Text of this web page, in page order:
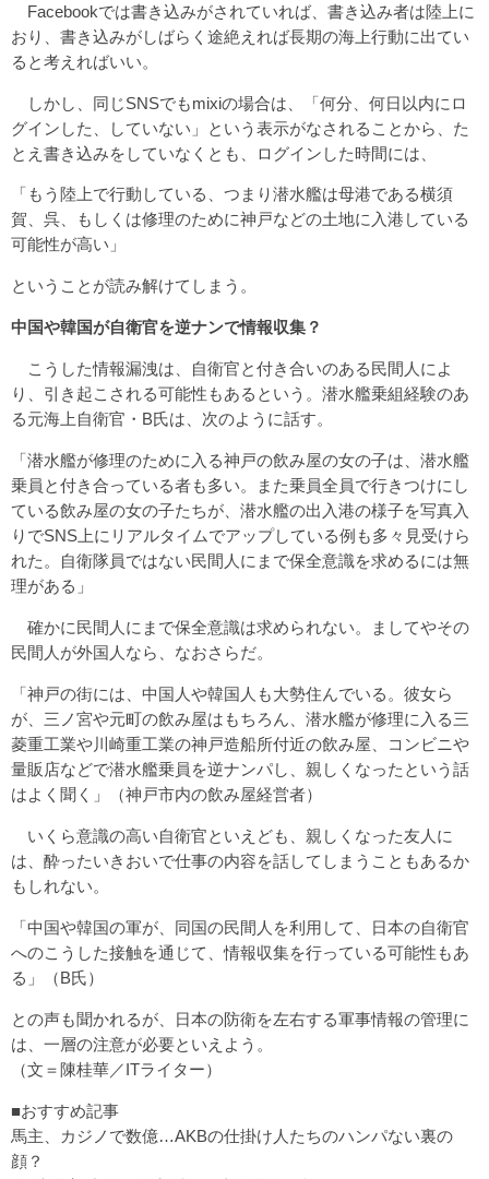
Facebookでは書き込みがされていれば、書き込み者は陸上に
おり、書き込みがしばらく途絶えれば長期の海上行動に出てい
ると考えればいい。
しかし、同じSNSでもmixiの場合は、「何分、何日以内にロ
グインした、していない」という表示がなされることから、た
とえ書き込みをしていなくとも、ログインした時間には、
「もう陸上で行動している、つまり潜水艦は母港である横須
賀、呉、もしくは修理のために神戸などの土地に入港している
可能性が高い」
ということが読み解けてしまう。
中国や韓国が自衛官を逆ナンで情報収集？
こうした情報漏洩は、自衛官と付き合いのある民間人によ
り、引き起こされる可能性もあるという。潜水艦乗組経験のあ
る元海上自衛官・B氏は、次のように話す。
「潜水艦が修理のために入る神戸の飲み屋の女の子は、潜水艦
乗員と付き合っている者も多い。また乗員全員で行きつけにし
ている飲み屋の女の子たちが、潜水艦の出入港の様子を写真入
りでSNS上にリアルタイムでアップしている例も多々見受けら
れた。自衛隊員ではない民間人にまで保全意識を求めるには無
理がある」
確かに民間人にまで保全意識は求められない。ましてやその
民間人が外国人なら、なおさらだ。
「神戸の街には、中国人や韓国人も大勢住んでいる。彼女ら
が、三ノ宮や元町の飲み屋はもちろん、潜水艦が修理に入る三
菱重工業や川崎重工業の神戸造船所付近の飲み屋、コンビニや
量販店などで潜水艦乗員を逆ナンパし、親しくなったという話
はよく聞く」（神戸市内の飲み屋経営者）
いくら意識の高い自衛官といえども、親しくなった友人に
は、酔ったいきおいで仕事の内容を話してしまうこともあるか
もしれない。
「中国や韓国の軍が、同国の民間人を利用して、日本の自衛官
へのこうした接触を通じて、情報収集を行っている可能性もあ
る」（B氏）
との声も聞かれるが、日本の防衛を左右する軍事情報の管理に
は、一層の注意が必要といえよう。
（文＝陳桂華／ITライター）
■おすすめ記事
馬主、カジノで数億…AKBの仕掛け人たちのハンパない裏の
顔？